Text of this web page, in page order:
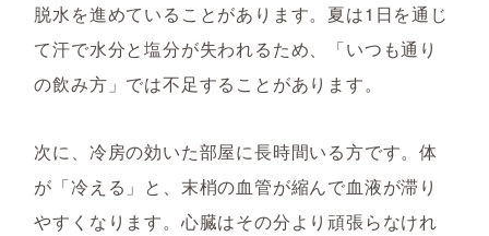
脱水を進めていることがあります。夏は1日を通じ
て汗で水分と塩分が失われるため、「いつも通り
の飲み方」では不足することがあります。
次に、冷房の効いた部屋に長時間いる方です。体
が「冷える」と、末梢の血管が縮んで血液が滞り
やすくなります。心臓はその分より頑張らなけれ